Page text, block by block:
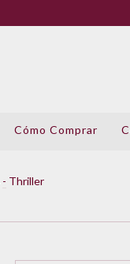
Cómo Comprar
- Thriller